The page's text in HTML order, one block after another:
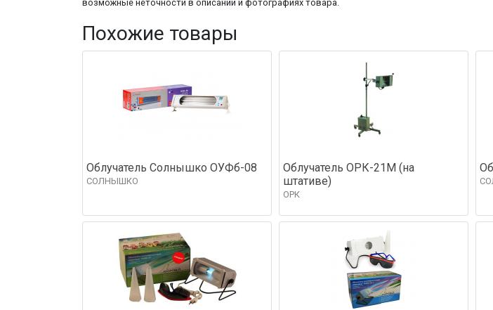
возможные неточности в описании и фотографиях товара.
Похожие товары
Облучатель Солнышко ОУФб-08
СОЛНЫШКО
Облучатель ОРК-21М (на
штативе)
ОРК